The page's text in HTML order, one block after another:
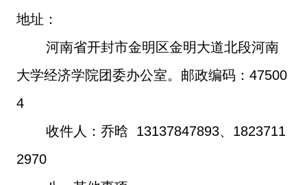
地址：
河南省开封市金明区金明大道北段河南
大学经济学院团委办公室。邮政编码： 47500
4
收件人：乔晗 13137847893、 1823711
2970